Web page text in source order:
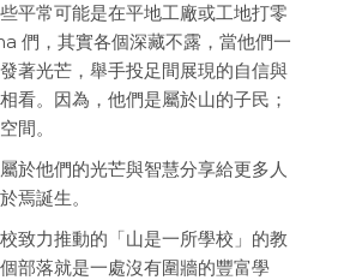
平常可能是在平地工廠或工地打零
們，其實各個深藏不露，當他們一
著光芒，舉手投足間展現的自信與
看。因為，他們是屬於山的子民；
間。
於他們的光芒與智慧分享給更多人
焉誕生。
致力推動的「山是一所學校」的教
部落就是一處沒有圍牆的豐富學